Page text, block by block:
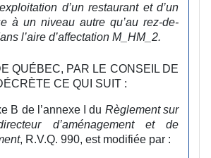
d’un restaurant et d’un
à un niveau autre qu’au rez-de-
l’aire d’affectation M_HM_2.
QUÉBEC, PAR LE CONSEIL DE
CE QUI SUIT :
B de l’annexe I du Règlement sur
d’aménagement et de
, R.V.Q. 990, est modifiée par :